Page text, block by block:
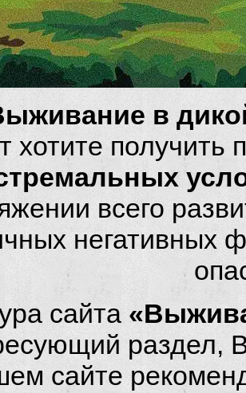
в
хотите
всего
негативных
сайта
раздел,
сайте